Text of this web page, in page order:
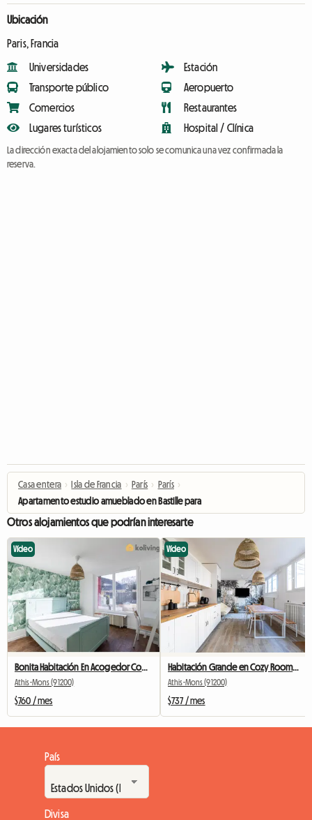
Ubicación
Paris, Francia
Universidades
Transporte público
Comercios
Lugares turísticos
Estación
Aeropuerto
Restaurantes
Hospital / Clínica
La dirección exacta del alojamiento solo se comunica una vez confirmada la
reserva.
Casa entera › Isla de Francia › París › París ›
Apartamento estudio amueblado en Bastille para estudiantes, pasantes o
Otros alojamientos que podrían interesarte
Vídeo
Bonita Habitación En Acogedor Compañero De Cuarto # 2
Athis-Mons (91200)
$760 / mes
Vídeo
Habitación Grande en Cozy Roommate # 5 Nueva York cerca de Olry
Athis-Mons (91200)
$737 / mes
País
Divisa